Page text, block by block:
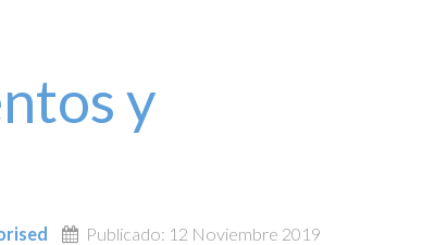
y
Publicado: 12 Noviembre 2019